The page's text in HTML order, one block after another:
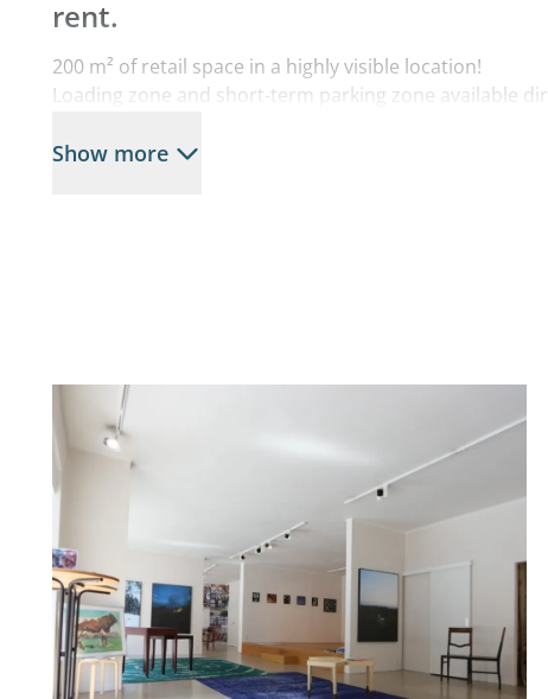
rent.
200 m² of retail space in a highly visible location!
Loading zone and short-term parking zone available
The sidewalk in front of the property is widened and
This provides an excellent view of the shop windows
The unit is divided into a street-side sales area of
rooms at the rear (WC, kitchenette, office, storage
overlooking the inner courtyard. The business
used for many years by one and the same tenant as a
interior design and designer furniture.
Heating and cooling is provided by an air/heat pump.
included and will be charged directly to the future
together with the other electricity costs.
Show more